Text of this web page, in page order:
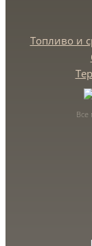
Топливо и
Все